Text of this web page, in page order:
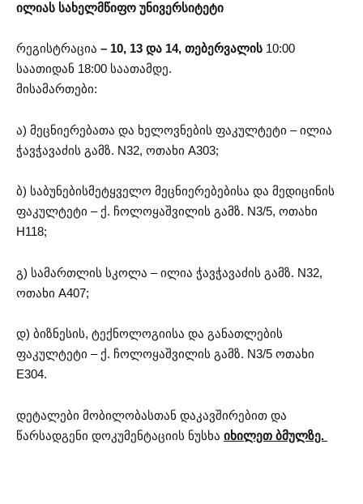
ილიას სახელმწიფო უნივერსიტეტი
რეგისტრაცია – 10, 13 და 14, თებერვალის 10:00
საათიდან 18:00 საათამდე.
მისამართები:
ა) მეცნიერებათა და ხელოვნების ფაკულტეტი – ილია
ჭავჭავაძის გამზ. N32, ოთახი A303;
ბ) საბუნებისმეტყველო მეცნიერებებისა და მედიცინის
ფაკულტეტი – ქ. ჩოლოყაშვილის გამზ. N3/5, ოთახი
H118;
გ) სამართლის სკოლა – ილია ჭავჭავაძის გამზ. N32,
ოთახი A407;
დ) ბიზნესის, ტექნოლოგიისა და განათლების
ფაკულტეტი – ქ. ჩოლოყაშვილის გამზ. N3/5 ოთახი
E304.
დეტალები მობილობასთან დაკავშირებით და
წარსადგენი დოკუმენტაციის ნუსხა იხილეთ ბმულზე.